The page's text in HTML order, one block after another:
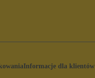
Informacje dla klientów